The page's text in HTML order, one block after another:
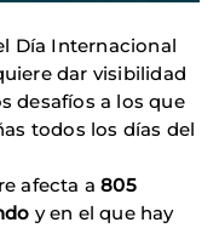
Día Internacional
dar visibilidad
desafíos a los que
todos los días del
afecta a805
y en el que hay